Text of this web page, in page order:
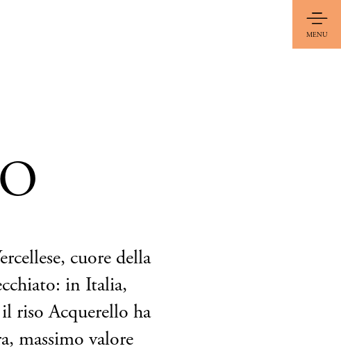
MENU
cuore della
in Italia,
riso Acquerello ha
massimo valore